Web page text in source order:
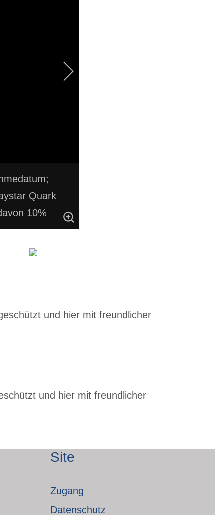
Quark
10%
und hier mit freundlicher
und hier mit freundlicher
Site
Zugang
Datenschutz